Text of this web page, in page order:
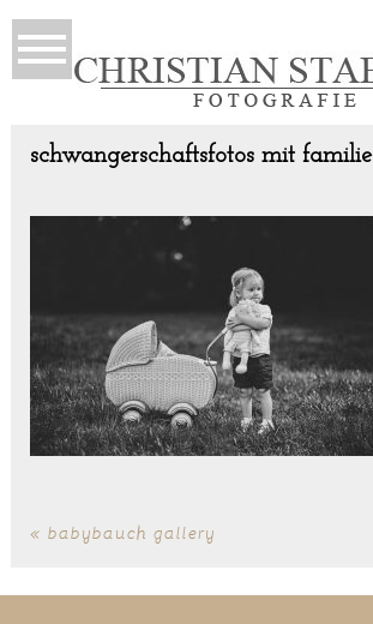
schwangerschaftsfotos mit familie
« babybauch gallery